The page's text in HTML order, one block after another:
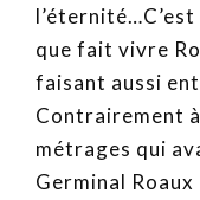
que fait vivre
faisant aussi
Contrairement
métrages qui
Germinal